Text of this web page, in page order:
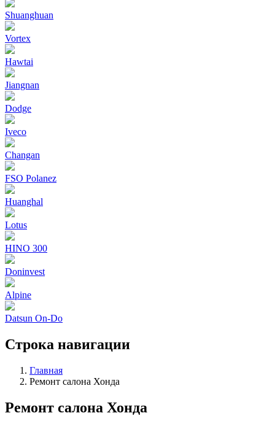
Shuanghuan
Vortex
Hawtai
Jiangnan
Dodge
Iveco
Changan
FSO Polanez
Huanghal
Lotus
HINO 300
Doninvest
Alpine
Datsun On-Do
Строка навигации
Главная
Ремонт салона Хонда
Ремонт салона Хонда